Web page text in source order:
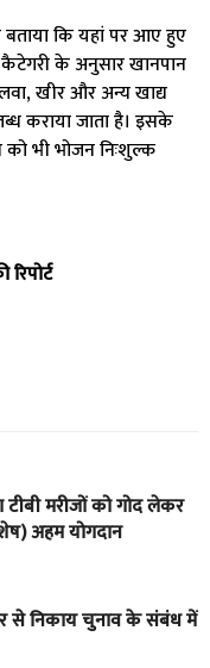
बताया कि यहां पर आए हुए
के अनुसार खानपान
खीर और अन्य खाद्य
कराया जाता है। इसके
भी भोजन निःशुल्क
मरीजों को गोद लेकर
अहम योगदान
से निकाय चुनाव के संबंध में